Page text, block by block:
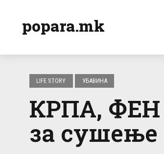
popara.mk
LIFE STORY УБАВИНА
КРПА, ФЕН
за сушење